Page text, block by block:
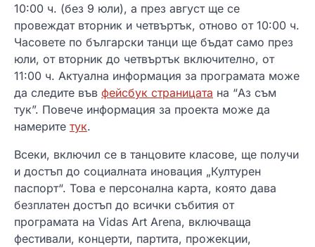
10:00 ч. (без 9 юли), а през август ще се
провеждат вторник и четвъртък, отново от 10:00 ч.
Часовете по български танци ще бъдат само през
юли, от вторник до четвъртък включително, от
11:00 ч. Актуална информация за програмата може
да следите във фейсбук страницата на “Аз съм
тук”. Повече информация за проекта може да
намерите тук.
Всеки, включил се в танцовите класове, ще получи
и достъп до социалната иновация „Културен
паспорт“. Това е персонална карта, която дава
безплатен достъп до всички събития от
програмата на Vidas Art Arena, включваща
фестивали, концерти, партита, прожекции,